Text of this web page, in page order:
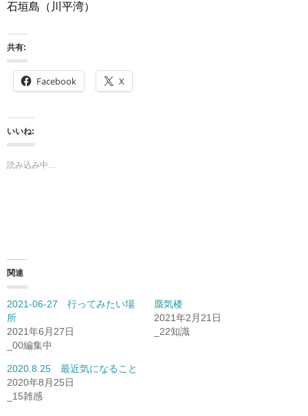
石垣島（川平湾）
共有:
Facebook X
いいね:
読み込み中…
関連
2021-06-27 行ってみたい場
所
2021年6月27日
_00編集中
蜃気楼
2021年2月21日
_22知識
2020.8.25 最近気になること
2020年8月25日
_15雑感